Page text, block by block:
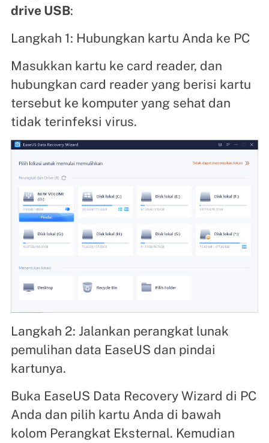
drive USB:
Langkah 1: Hubungkan kartu Anda ke PC
Masukkan kartu ke card reader, dan
hubungkan card reader yang berisi kartu
tersebut ke komputer yang sehat dan
tidak terinfeksi virus.
Langkah 2: Jalankan perangkat lunak
pemulihan data EaseUS dan pindai
kartunya.
Buka EaseUS Data Recovery Wizard di PC
Anda dan pilih kartu Anda di bawah
kolom Perangkat Eksternal. Kemudian